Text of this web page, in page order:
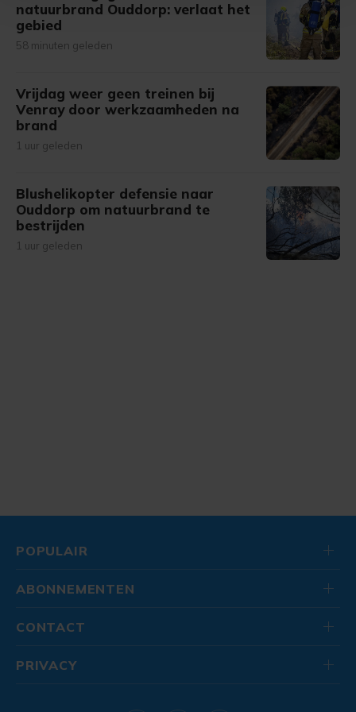
Met cookies werkt onze website beter en wordt jouw
bezoek makkelijker en persoonlijker. Op
onze cookiepagina kun je ons cookiebeleid bekijken en je
natuurbrand Ouddorp: verlaat het
gebied
58 minuten geleden
Vrijdag weer geen treinen bij
Venray door werkzaamheden na
brand
1 uur geleden
Blushelikopter defensie naar
Ouddorp om natuurbrand te
bestrijden
1 uur geleden
POPULAIR
ABONNEMENTEN
CONTACT
PRIVACY